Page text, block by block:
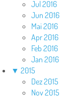
Jul 2016
Jun 2016
Mai 2016
Apr 2016
Feb 2016
Jan 2016
▼ 2015
Dez 2015
Nov 2015